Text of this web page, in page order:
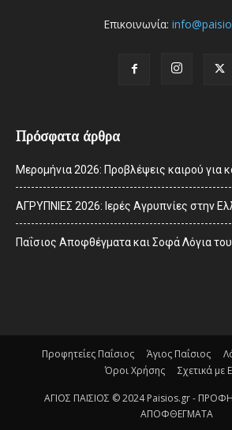
Επικοινωνία:
Πρόσφατα άρθρα
Μερομήνια 2026: Προβλέψεις καιρού για
ΑΓΡΥΠΝΙΕΣ 2026: Ιερές Αγρυπνίες στην
Παΐσιος Αποφθέγματα και Σοφά Λόγια
Προφητείες Παΐσιος Άγιος Παΐσιος
Όροι Χρήσης
Σχετικά με
ΑΓΙΟΣ ΠΑΙΣΙΟΣ © 2024 Paisios.gr -
ΑΠΟΦΘΕΓΜΑΤΑ